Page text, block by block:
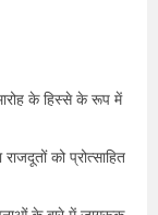
के हिस्से के रूप में
को प्रोत्साहित